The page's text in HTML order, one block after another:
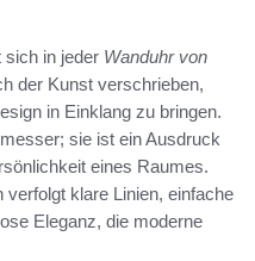
sich in jeder Wanduhr von
der Kunst verschrieben,
in Einklang zu bringen.
sie ist ein Ausdruck
eines Raumes.
klare Linien, einfache
Eleganz, die moderne